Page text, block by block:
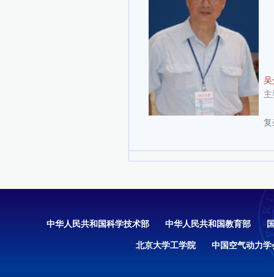
吴
复
中华人民共和国科学技术部 中华人民共和国教育部
北京大学工学院 中国空气动力学